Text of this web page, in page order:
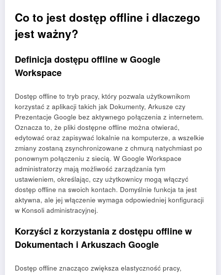
Co to jest dostęp offline i dlaczego
jest ważny?
Definicja dostępu offline w Google
Workspace
Dostęp offline to tryb pracy, który pozwala użytkownikom
korzystać z aplikacji takich jak Dokumenty, Arkusze czy
Prezentacje Google bez aktywnego połączenia z internetem.
Oznacza to, że pliki dostępne offline można otwierać,
edytować oraz zapisywać lokalnie na komputerze, a wszelkie
zmiany zostaną zsynchronizowane z chmurą natychmiast po
ponownym połączeniu z siecią. W Google Workspace
administratorzy mają możliwość zarządzania tym
ustawieniem, określając, czy użytkownicy mogą włączyć
dostęp offline na swoich kontach. Domyślnie funkcja ta jest
aktywna, ale jej włączenie wymaga odpowiedniej konfiguracji
w Konsoli administracyjnej.
Korzyści z korzystania z dostępu offline w
Dokumentach i Arkuszach Google
Dostęp offline znacząco zwiększa elastyczność pracy,